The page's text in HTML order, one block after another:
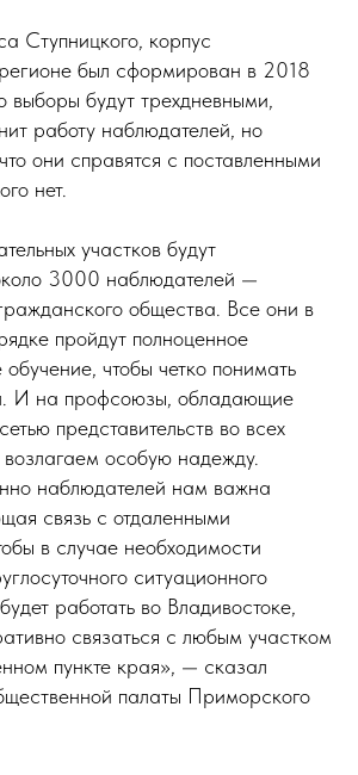
Ступницкого, корпус
был сформирован в 2018
выборы будут трехдневными,
работу наблюдателей, но
они справятся с поставленными
нет.
участков будут
3000 наблюдателей —
общества. Все они в
пройдут полноценное
обучение, чтобы четко понимать
И на профсоюзы, обладающие
представительств во всех
особую надежду.
наблюдателей нам важна
связь с отдаленными
в случае необходимости
ситуационного
работать во Владивостоке,
связаться с любым участком
пункте края», — сказал
палаты Приморского